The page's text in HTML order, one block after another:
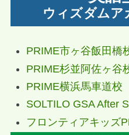
ウィズダムア
PRIME市ヶ谷飯田橋
PRIME杉並阿佐ヶ谷
PRIME横浜馬車道校
SOLTILO GSA After
フロンティアキッズ